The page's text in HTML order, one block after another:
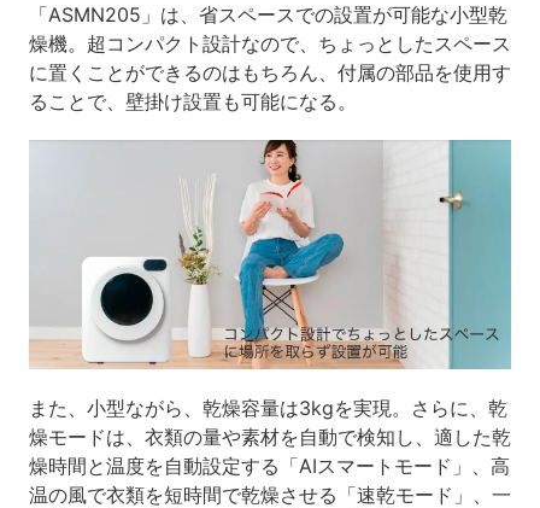
「ASMN205」は、省スペースでの設置が可能な小型乾
燥機。超コンパクト設計なので、ちょっとしたスペース
に置くことができるのはもちろん、付属の部品を使用す
ることで、壁掛け設置も可能になる。
また、小型ながら、乾燥容量は3kgを実現。さらに、乾
燥モードは、衣類の量や素材を自動で検知し、適した乾
燥時間と温度を自動設定する「AIスマートモード」、高
温の風で衣類を短時間で乾燥させる「速乾モード」、一